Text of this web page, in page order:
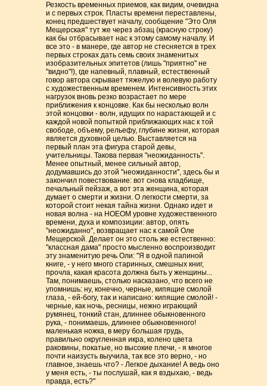
Резкость временных приемов, как видим, очевидна
и с первых строк. Пласты времени переставлены,
конец предшествует началу, сообщение "Это Оля
Мещерская" тут же через абзац (красную строку)
как бы отбрасывает нас к этому самому началу. И
все это - в манере, где автор не стесняется в трех
первых строках дать семь своих знаменитых
изобразительных эпитетов (лишь "приятно" не
"видно"!), где напевный, плавный, естественный
говор автора скрывает тяжелую и волевую работу
с художественным временем. Интенсивность этих
нагрузок вновь резко возрастает по мере
приближения к концовке. Как бы несколько волн
этой концовки - волн, идущих по нарастающей и с
каждой новой попыткой приближающих нас к той
свободе, объему, рельефу, глубине жизни, которая
является духовной целью. Выставляется на
первый план эта фигура старой девы,
учительницы. Такова первая "неожиданность".
Менее опытный, менее сильный автор,
додумавшись до этой "неожиданности", здесь бы и
закончил повествование: вот снова кладбище,
печальный пейзаж, а вот эта женщина, которая
думает о смерти и жизни. О легкости смерти, за
которой стоит некая тайна жизни. Однако идет и
новая волна - на НОЕОМ уровне художественного
времени, духа и композиции: автор, опять
"неожиданно", возвращает нас к самой Оле
Мещерской. Делает он это столь же естественно:
"классная дама" просто мысленно воспроизводит
эту знаменитую речь Оли: "Я в одной папиной
книге, - у него много старинных, смешных книг,
прочла, какая красота должна быть у женщины...
Там, понимаешь, столько насказано, что всего не
упомнишь: ну, конечно, черные, кипящие смолой
глаза, - ей-богу, так и написано: кипящие смолой! -
черные, как ночь, ресницы, нежно играющий
румянец, тонкий стан, длиннее обыкновенного
рука, - понимаешь, длиннее обыкновенного!
маленькая ножка, в меру большая грудь,
правильно округленная икра, колено цвета
раковины, покатые, но высокие плечи, - я многое
почти наизусть выучила, так все это верно, - но
главное, знаешь что? - Легкое дыхание! А ведь оно
у меня есть, - ты послушай, как я вздыхаю, - ведь
правда, есть?"